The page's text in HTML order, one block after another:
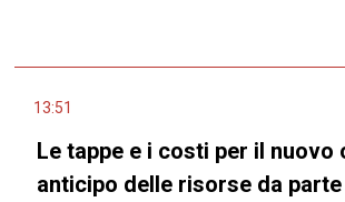
13:51
Le tappe e i costi per il nuovo
anticipo delle risorse da parte